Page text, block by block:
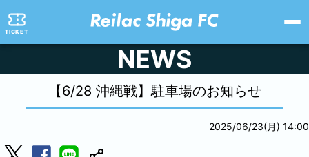
TICKET
NEWS
【6/28 沖縄戦】駐車場のお知らせ
2025/06/23(月) 14:00